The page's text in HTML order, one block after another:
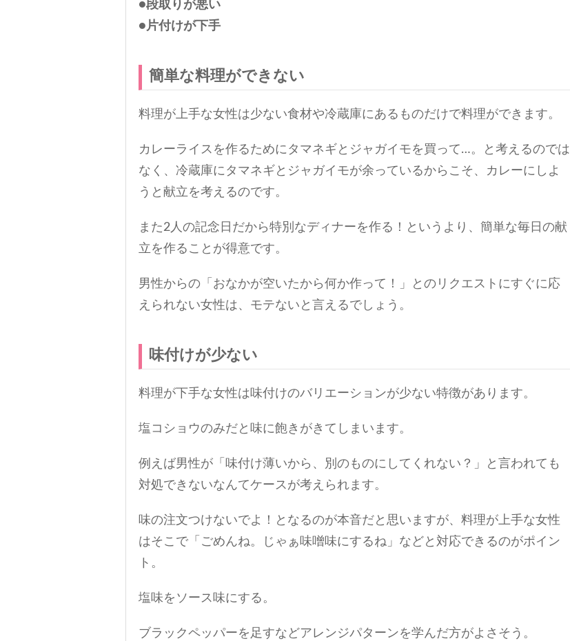
●段取りが悪い
●片付けが下手
簡単な料理ができない
料理が上手な女性は少ない食材や冷蔵庫にあるものだけで料理ができます。
カレーライスを作るためにタマネギとジャガイモを買って…。と考えるのでは
なく、冷蔵庫にタマネギとジャガイモが余っているからこそ、カレーにしよ
うと献立を考えるのです。
また2人の記念日だから特別なディナーを作る！というより、簡単な毎日の献
立を作ることが得意です。
男性からの「おなかが空いたから何か作って！」とのリクエストにすぐに応
えられない女性は、モテないと言えるでしょう。
味付けが少ない
料理が下手な女性は味付けのバリエーションが少ない特徴があります。
塩コショウのみだと味に飽きがきてしまいます。
例えば男性が「味付け薄いから、別のものにしてくれない？」と言われても
対処できないなんてケースが考えられます。
味の注文つけないでよ！となるのが本音だと思いますが、料理が上手な女性
はそこで「ごめんね。じゃぁ味噌味にするね」などと対応できるのがポイン
ト。
塩味をソース味にする。
ブラックペッパーを足すなどアレンジパターンを学んだ方がよさそう。